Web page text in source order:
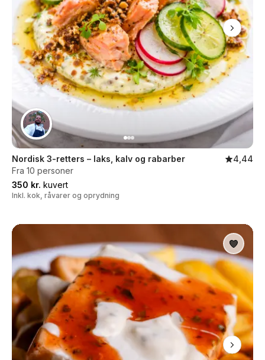
Nordisk 3-retters – laks, kalv og rabarber
4,44
Fra 10 personer
350 kr. kuvert
Inkl. kok, råvarer og oprydning